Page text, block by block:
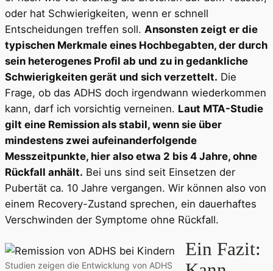
oder hat Schwierigkeiten, wenn er schnell
Entscheidungen treffen soll. Ansonsten zeigt er die
typischen Merkmale eines Hochbegabten, der durch
sein heterogenes Profil ab und zu in gedankliche
Schwierigkeiten gerät und sich verzettelt. Die
Frage, ob das ADHS doch irgendwann wiederkommen
kann, darf ich vorsichtig verneinen. Laut MTA-Studie
gilt eine Remission als stabil, wenn sie über
mindestens zwei aufeinanderfolgende
Messzeitpunkte, hier also etwa 2 bis 4 Jahre, ohne
Rückfall anhält. Bei uns sind seit Einsetzen der
Pubertät ca. 10 Jahre vergangen. Wir können also von
einem Recovery-Zustand sprechen, ein dauerhaftes
Verschwinden der Symptome ohne Rückfall.
Studien zeigen die Entwicklung von ADHS
Ein Fazit: